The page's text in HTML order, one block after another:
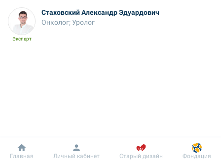
Эксперт
Стаховский Александр Эдуардович
Онколог; Уролог
Добробут Информация Пациенту
Главная Личный кабинет Старый дизайн Фондация